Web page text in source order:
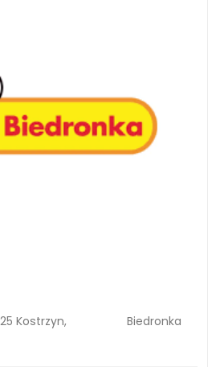
Kostrzyn, Biedronka